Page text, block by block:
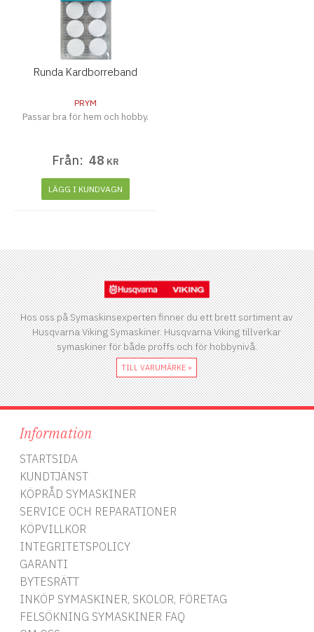
Runda Kardborreband
PRYM
Passar bra för hem och hobby.
Från: 48 KR
LÄGG I KUNDVAGN
Hos oss på Symaskinsexperten finner du ett brett sortiment av
Husqvarna Viking Symaskiner. Husqvarna Viking tillverkar
symaskiner för både proffs och för hobbynivå.
TILL VARUMÄRKE »
Information
STARTSIDA
KUNDTJÄNST
KÖPRÅD SYMASKINER
SERVICE OCH REPARATIONER
KÖPVILLKOR
INTEGRITETSPOLICY
GARANTI
BYTESRÄTT
INKÖP SYMASKINER, SKOLOR, FÖRETAG
FELSÖKNING SYMASKINER FAQ